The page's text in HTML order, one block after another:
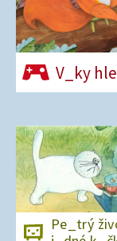
V_ky
Pe_trý